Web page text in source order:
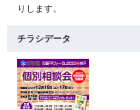
りします。
チラシデータ